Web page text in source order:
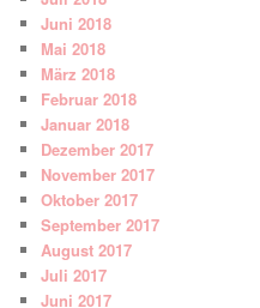
Juni 2018
Mai 2018
März 2018
Februar 2018
Januar 2018
Dezember 2017
November 2017
Oktober 2017
September 2017
August 2017
Juli 2017
Juni 2017